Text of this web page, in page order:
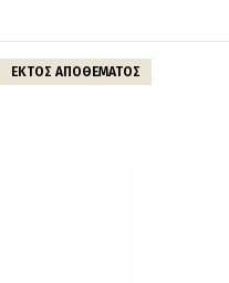
ΕΚΤΌΣ ΑΠΟΘΈΜΑΤΟΣ